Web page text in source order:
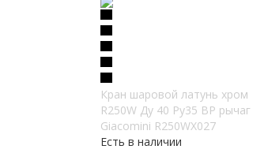
Кран шаровой латунь хром
R250W Ду 40 Ру35 ВР рычаг
Giacomini R250WX027
Есть в наличии